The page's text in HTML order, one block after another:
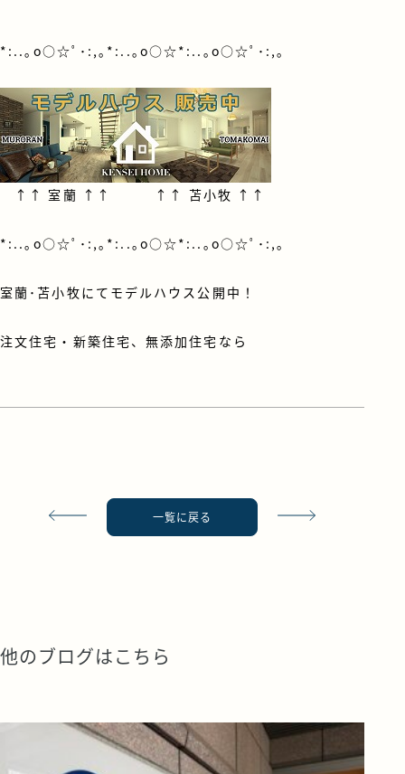
*:..｡o○☆ﾟ･:,｡*:..｡o○☆*:..｡o○☆ﾟ･:,｡
↑↑ 室蘭 ↑↑ ↑↑ 苫小牧 ↑↑
*:..｡o○☆ﾟ･:,｡*:..｡o○☆*:..｡o○☆ﾟ･:,｡
室蘭･苫小牧にてモデルハウス公開中！
注文住宅・新築住宅、無添加住宅なら
一覧に戻る
他のブログはこちら